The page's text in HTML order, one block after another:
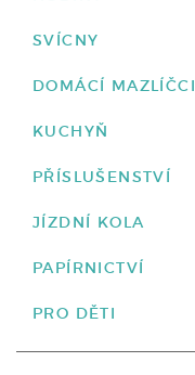
SVÍCNY
DOMÁCÍ MAZLÍČCI
KUCHYŇ
PŘÍSLUŠENSTVÍ
JÍZDNÍ KOLA
PAPÍRNICTVÍ
PRO DĚTI